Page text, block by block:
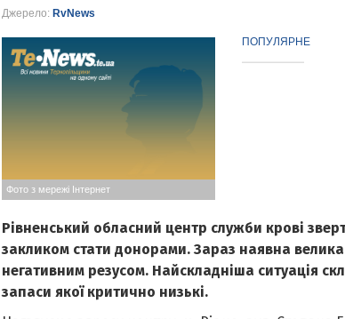
Джерело: RvNews
Фото з мережі Інтернет
ПОПУЛЯРНЕ
Рівненський обласний центр служби крові
закликом стати донорами. Зараз наявна велика
негативним резусом. Найскладніша ситуація
запаси якої критично низькі.